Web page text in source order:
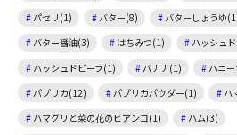
パセリ(1)
バター(8) バターしょうゆ
バター醤油(3)
はちみつ(1)
ハッシュ
ハッシュドビーフ(1)
バナナ(1)
ハニ
パプリカ(12)
パプリカパウダー(1)
ハ
ハマグリと菜の花のビアンコ(1)
ハム(3)